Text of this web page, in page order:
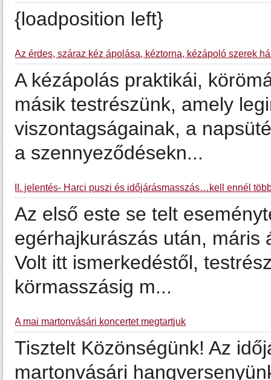
{loadposition left}
Az érdes, száraz kéz ápolása, kéztorna, kézápoló szerek
A kézápolás praktikái,
másik testrészünk, amely
viszontagságainak, a
a szennyeződésekn...
II. jelentés- Harci puszi és időjárásmasszás…kell ennél
Az első este se telt
egérhajkurászás után, máris
Volt itt ismerkedéstől,
körmasszásig m...
A mai martonvásári koncertet megtartjuk
Tisztelt Közönségünk! Az
martonvásári